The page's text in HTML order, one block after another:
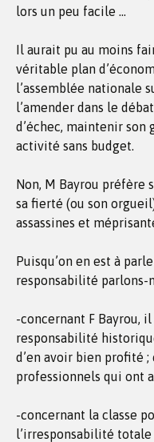
lors un peu facile …
Il aurait pu au moins
véritable plan
l’assemblée nationale
l’amender dans le
d’échec, maintenir
activité sans budget.
Non, M Bayrou préfère
sa fierté (ou son
assassines et
Puisqu’on en est à
responsabilité parlons-
-concernant F Bayrou,
responsabilité
d’en avoir bien profité
professionnels qui ont
-concernant la classe
l’irresponsabilité